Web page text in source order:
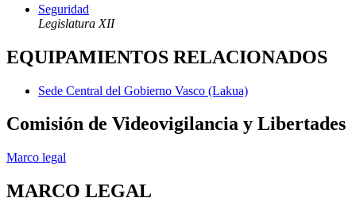
Seguridad
Legislatura XII
EQUIPAMIENTOS RELACIONADOS
Sede Central del Gobierno Vasco (Lakua)
Comisión de Videovigilancia y Libertades
Marco legal
MARCO LEGAL